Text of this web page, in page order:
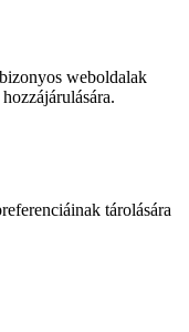
weboldalak
tárolására